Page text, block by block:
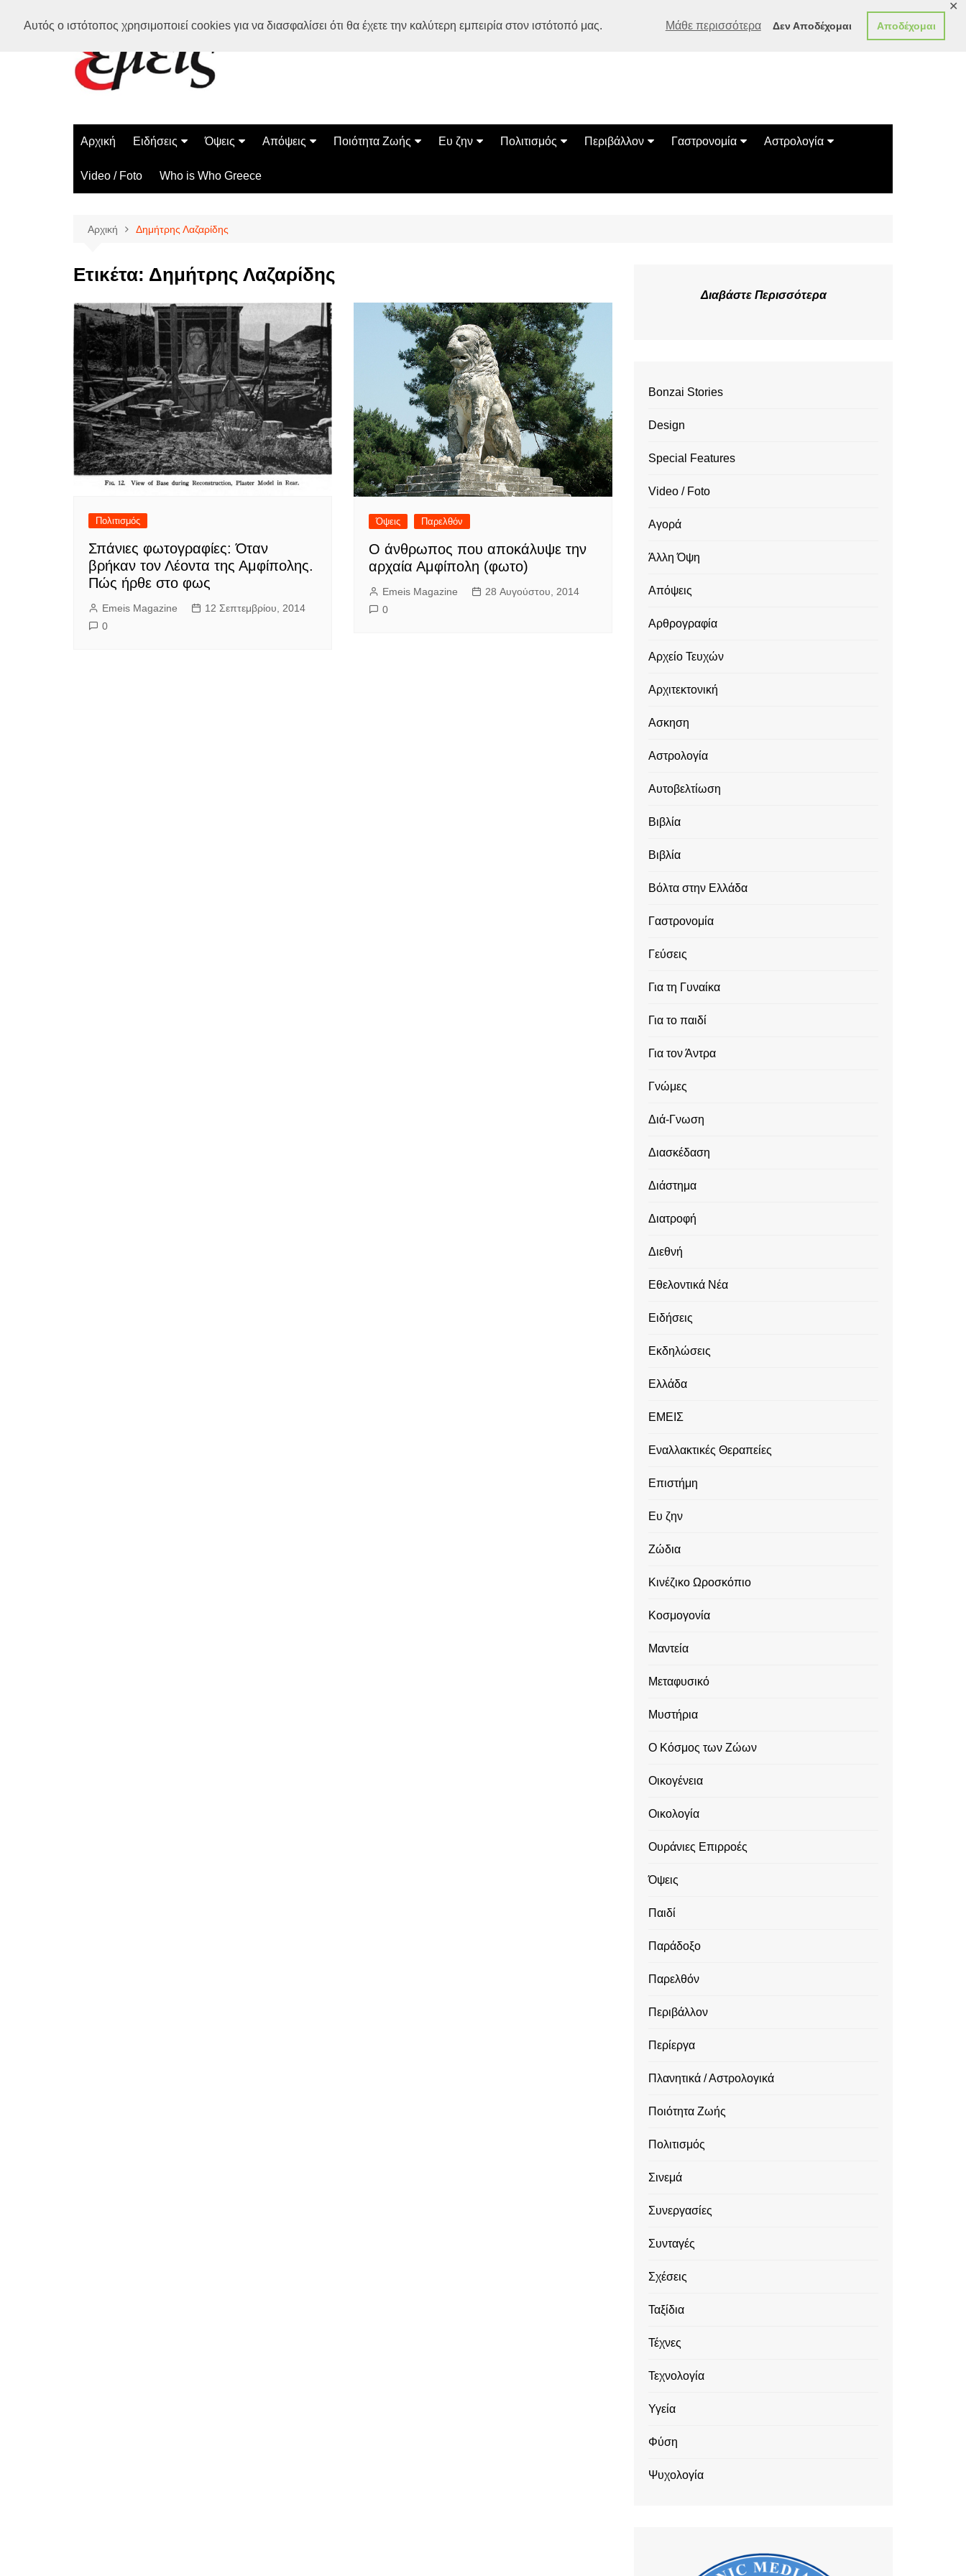
Αυτός ο ιστότοπος χρησιμοποιεί cookies για να διασφαλίσει ότι θα έχετε την καλύτερη εμπειρία στον ιστότοπό μας. Μάθε περισσότερα Δεν Αποδέχομαι Αποδέχομαι
✕
Αρχική Ειδήσεις
Ελλάδα
Διεθνή
Όψεις
Διάστημα
Επιστήμη
Περίεργα
Απόψεις
Αρθρογραφία
Ποιότητα Ζωής
Ασκηση
Ευ ζην
Αυτοβελτίωση
Πολιτισμός
Εκδηλώσεις
Βόλτα στην Ελλάδα
Ταξίδια
Περιβάλλον
Οικολογία
Γαστρονομία
Συνταγές
Αστρολογία
Κινέζικο Ωροσκόπιο
Video / Foto Who is Who Greece
Αρχική Δημήτρης Λαζαρίδης
Ετικέτα: Δημήτρης Λαζαρίδης
Πολιτισμός
Σπάνιες φωτογραφίες: Όταν
βρήκαν τον Λέοντα της Αμφίπολης.
Πώς ήρθε στο φως
Emeis Magazine
12 Σεπτεμβρίου, 2014
0
Όψεις Παρελθόν
Ο άνθρωπος που αποκάλυψε την
αρχαία Αμφίπολη (φωτο)
Emeis Magazine
28 Αυγούστου, 2014
0
Διαβάστε Περισσότερα
Bonzai Stories
Design
Special Features
Video / Foto
Αγορά
Άλλη Όψη
Απόψεις
Αρθρογραφία
Αρχείο Τευχών
Αρχιτεκτονική
Ασκηση
Αστρολογία
Αυτοβελτίωση
Βιβλία
Βιβλία
Βόλτα στην Ελλάδα
Γαστρονομία
Γεύσεις
Για τη Γυναίκα
Για το παιδί
Για τον Άντρα
Γνώμες
Διά-Γνωση
Διασκέδαση
Διάστημα
Διατροφή
Διεθνή
Εθελοντικά Νέα
Ειδήσεις
Εκδηλώσεις
Ελλάδα
ΕΜΕΙΣ
Εναλλακτικές Θεραπείες
Επιστήμη
Ευ ζην
Ζώδια
Κινέζικο Ωροσκόπιο
Κοσμογονία
Μαντεία
Μεταφυσικό
Μυστήρια
Ο Κόσμος των Ζώων
Οικογένεια
Οικολογία
Ουράνιες Επιρροές
Όψεις
Παιδί
Παράδοξο
Παρελθόν
Περιβάλλον
Περίεργα
Πλανητικά / Αστρολογικά
Ποιότητα Ζωής
Πολιτισμός
Σινεμά
Συνεργασίες
Συνταγές
Σχέσεις
Ταξίδια
Τέχνες
Τεχνολογία
Υγεία
Φύση
Ψυχολογία